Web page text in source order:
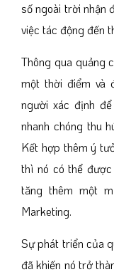
số ngoài trời nhận
việc tác động đến
Thông qua quảng
một thời điểm và
người xác định
nhanh chóng thu
Kết hợp thêm ý
thì nó có thể được
tăng thêm một
Marketing.
Sự phát triển của
đã khiến nó trở